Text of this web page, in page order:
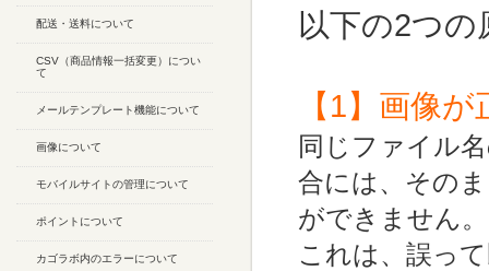
以下の2つ
【1】画像
同じファイル
合には、その
ができません。
これは、誤っ
配送・送料について
CSV（商品情報一括変更）につい
て
メールテンプレート機能について
画像について
モバイルサイトの管理について
ポイントについて
カゴラボ内のエラーについて